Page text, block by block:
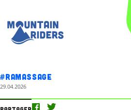
#Ramassage
29.04.2026